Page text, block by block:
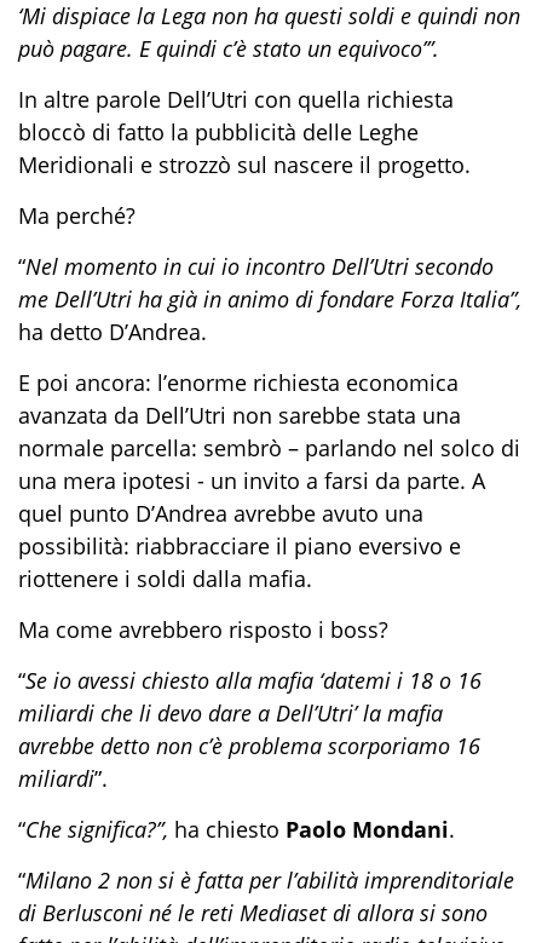
‘Mi dispiace la Lega non ha questi soldi e quindi non
può pagare. E quindi c’è stato un equivoco’”.
In altre parole Dell’Utri con quella richiesta
bloccò di fatto la pubblicità delle Leghe
Meridionali e strozzò sul nascere il progetto.
Ma perché?
“Nel momento in cui io incontro Dell’Utri secondo
me Dell’Utri ha già in animo di fondare Forza Italia”,
ha detto D’Andrea.
E poi ancora: l’enorme richiesta economica
avanzata da Dell’Utri non sarebbe stata una
normale parcella: sembrò – parlando nel solco di
una mera ipotesi - un invito a farsi da parte. A
quel punto D’Andrea avrebbe avuto una
possibilità: riabbracciare il piano eversivo e
riottenere i soldi dalla mafia.
Ma come avrebbero risposto i boss?
“Se io avessi chiesto alla mafia ‘datemi i 18 o 16
miliardi che li devo dare a Dell’Utri’ la mafia
avrebbe detto non c’è problema scorporiamo 16
miliardi”.
“Che significa?”, ha chiesto Paolo Mondani.
“Milano 2 non si è fatta per l’abilità imprenditoriale
di Berlusconi né le reti Mediaset di allora si sono